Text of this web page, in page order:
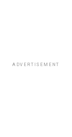
ADVERTISEMENT